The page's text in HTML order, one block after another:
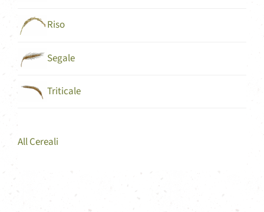
Riso
Segale
Triticale
All Cereali